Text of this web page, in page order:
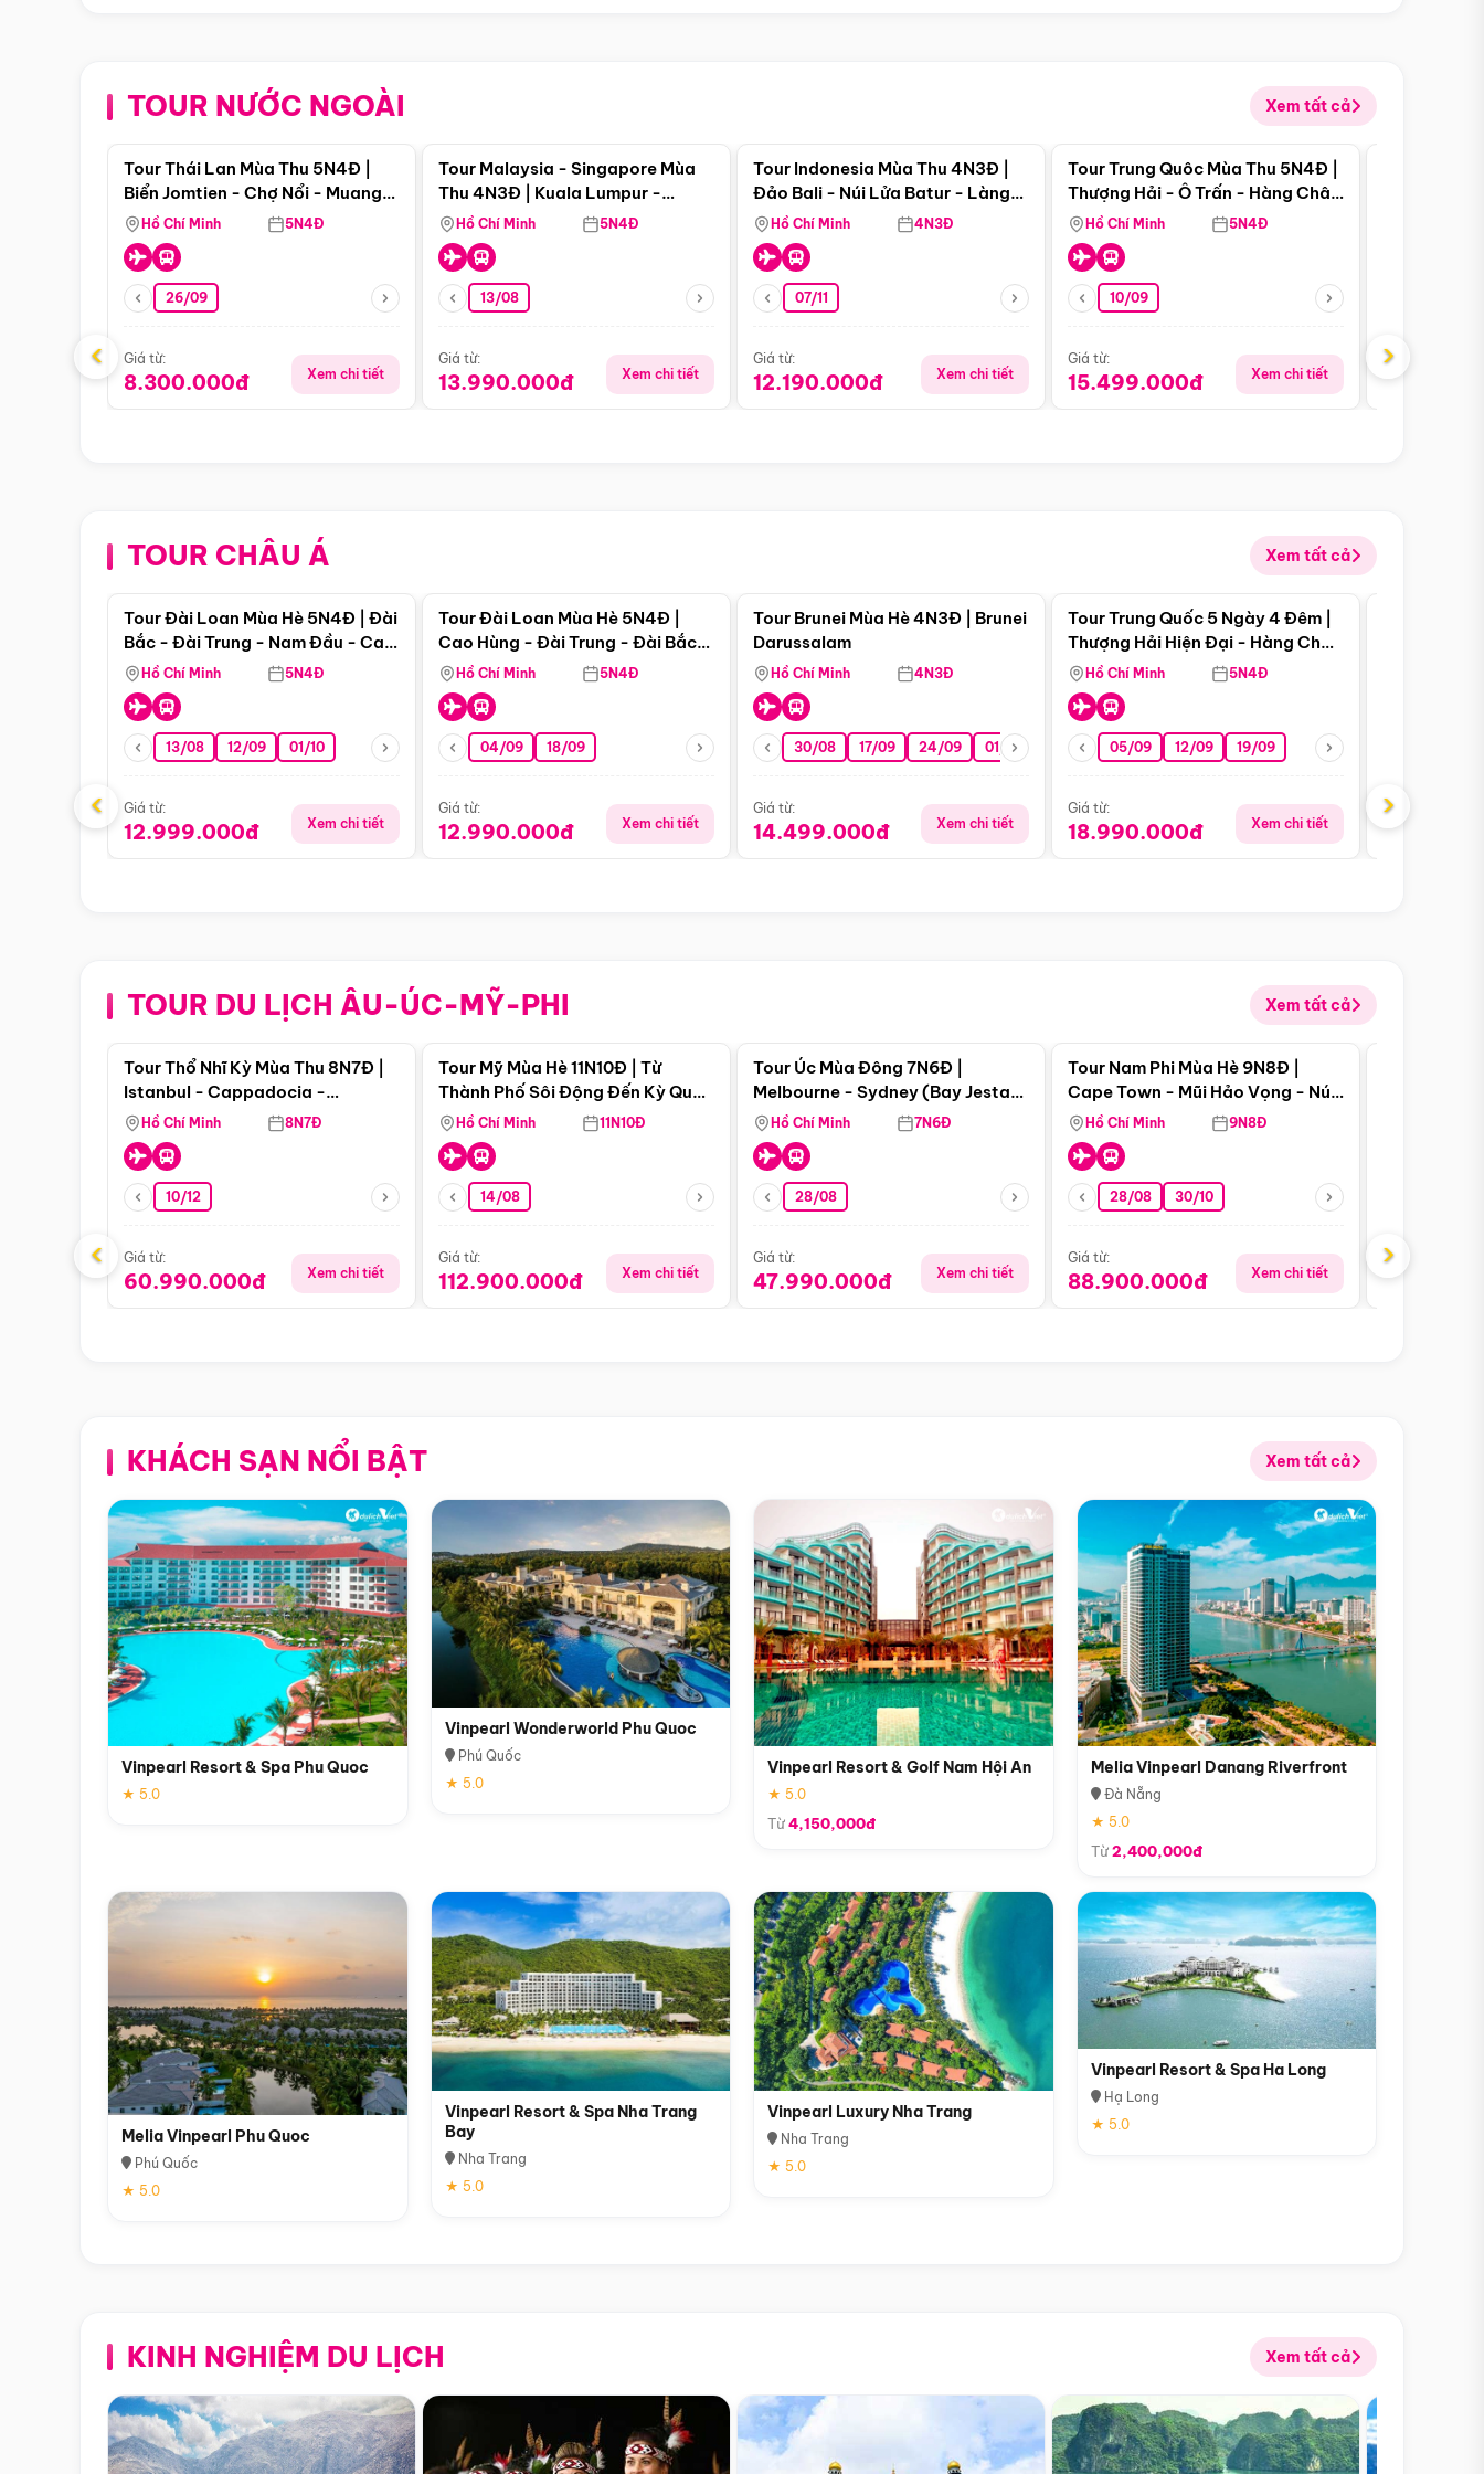
TOUR NƯỚC NGOÀI Xem tất cả
Điểm nổi bật
Tour Thái Lan Mùa Thu 5N4Đ |
Biển Jomtien - Chợ Nổi - Muang
Boran - Suanthai (Bay Vietnam
Airlines)
Hồ Chí Minh 5N4Đ
26/09
Giá từ:
8.300.000đ Xem chi tiết
Tour Malaysia - Singapore Mùa
Thu 4N3Đ | Kuala Lumpur -
Malacca - Johor Baru -
Singapore
Hồ Chí Minh 5N4Đ
13/08
Giá từ:
13.990.000đ Xem chi tiết
Tour Indonesia Mùa Thu 4N3Đ |
Đảo Bali - Núi Lửa Batur - Làng
Penglipuran
Hồ Chí Minh 4N3Đ
07/11
Giá từ:
12.190.000đ Xem chi tiết
Điểm nổi bật
Tour Trung Quôc Mùa Thu 5N4Đ |
Thượng Hải - Ô Trấn - Hàng Châu
(Tour Không Shopping)
Hồ Chí Minh 5N4Đ
10/09
Giá từ:
15.499.000đ Xem chi tiết
Giá từ:
‹ ›
TOUR CHÂU Á Xem tất cả
Điểm nổi bật
Tour Đài Loan Mùa Hè 5N4Đ | Đài
Bắc - Đài Trung - Nam Đầu - Cao
Hùng ( Bay Vn)
Hồ Chí Minh 5N4Đ
13/08 12/09 01/10
Giá từ:
12.999.000đ Xem chi tiết
Tour Đài Loan Mùa Hè 5N4Đ |
Cao Hùng - Đài Trung - Đài Bắc
(Bay Vj)
Hồ Chí Minh 5N4Đ
04/09 18/09
Giá từ:
12.990.000đ Xem chi tiết
Tour Brunei Mùa Hè 4N3Đ | Brunei
Darussalam
Hồ Chí Minh 4N3Đ
30/08 17/09 24/09 01/10 15/10 29/10
Giá từ:
14.499.000đ Xem chi tiết
Điểm nổi bật
Tour Trung Quốc 5 Ngày 4 Đêm |
Thượng Hải Hiện Đại - Hàng Châu
Nên Thơ - Ô Trấn Cổ Kính
Hồ Chí Minh 5N4Đ
05/09 12/09 19/09
Giá từ:
18.990.000đ Xem chi tiết
Giá từ:
‹ ›
TOUR DU LỊCH ÂU-ÚC-MỸ-PHI Xem tất cả
Điểm nổi bật
Tour Thổ Nhĩ Kỳ Mùa Thu 8N7Đ |
Istanbul - Cappadocia -
Pamukkale
Hồ Chí Minh 8N7Đ
10/12
Giá từ:
60.990.000đ Xem chi tiết
Tour Mỹ Mùa Hè 11N10Đ | Từ
Thành Phố Sôi Động Đến Kỳ Quan
Thiên Nhiên Mỹ
Hồ Chí Minh 11N10Đ
14/08
Giá từ:
112.900.000đ Xem chi tiết
Tour Úc Mùa Đông 7N6Đ |
Melbourne - Sydney (Bay Jestar
Airways)
Hồ Chí Minh 7N6Đ
28/08
Giá từ:
47.990.000đ Xem chi tiết
Điểm nổi bật
Tour Nam Phi Mùa Hè 9N8Đ |
Cape Town - Mũi Hảo Vọng - Núi
Bàn - Johannesburg - Pretoria -
Safari - Lodge
Hồ Chí Minh 9N8Đ
28/08 30/10
Giá từ:
88.900.000đ Xem chi tiết
Giá từ:
‹ ›
KHÁCH SẠN NỔI BẬT Xem tất cả
Vinpearl Resort & Spa Phu Quoc
★ 5.0
Vinpearl Wonderworld Phu Quoc
Phú Quốc
★ 5.0
Vinpearl Resort & Golf Nam Hội An
★ 5.0
Từ4,150,000đ
Melia Vinpearl Danang Riverfront
Đà Nẵng
★ 5.0
Từ2,400,000đ
Melia Vinpearl Phu Quoc
Phú Quốc
★ 5.0
Vinpearl Resort & Spa Nha Trang
Bay
Nha Trang
★ 5.0
Vinpearl Luxury Nha Trang
Nha Trang
★ 5.0
Vinpearl Resort & Spa Ha Long
Hạ Long
★ 5.0
KINH NGHIỆM DU LỊCH Xem tất cả